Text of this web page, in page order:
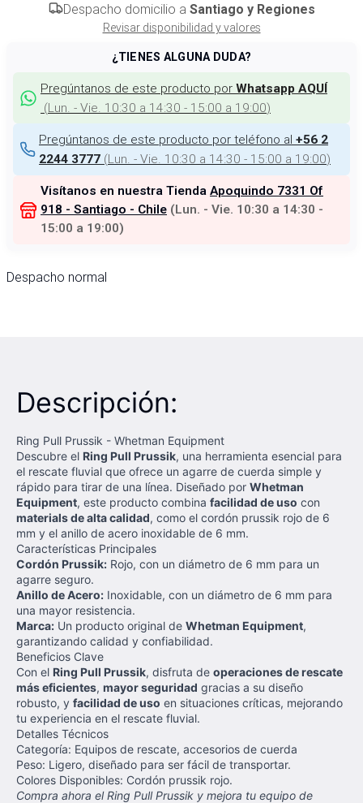
Despacho domicilio a Santiago y Regiones
Revisar disponibilidad y valores
¿TIENES ALGUNA DUDA?
Pregúntanos de este producto por Whatsapp AQUÍ
(Lun. - Vie. 10:30 a 14:30 - 15:00 a 19:00)
Pregúntanos de este producto por teléfono al +56 2
2244 3777 (Lun. - Vie. 10:30 a 14:30 - 15:00 a 19:00)
Visítanos en nuestra Tienda Apoquindo 7331 Of
918 - Santiago - Chile (Lun. - Vie. 10:30 a 14:30 -
15:00 a 19:00)
Despacho normal
Descripción:
Ring Pull Prussik - Whetman Equipment
Descubre el Ring Pull Prussik, una herramienta esencial para
el rescate fluvial que ofrece un agarre de cuerda simple y
rápido para tirar de una línea. Diseñado por Whetman
Equipment, este producto combina facilidad de uso con
materials de alta calidad, como el cordón prussik rojo de 6
mm y el anillo de acero inoxidable de 6 mm.
Características Principales
Cordón Prussik: Rojo, con un diámetro de 6 mm para un
agarre seguro.
Anillo de Acero: Inoxidable, con un diámetro de 6 mm para
una mayor resistencia.
Marca: Un producto original de Whetman Equipment,
garantizando calidad y confiabilidad.
Beneficios Clave
Con el Ring Pull Prussik, disfruta de operaciones de rescate
más eficientes, mayor seguridad gracias a su diseño
robusto, y facilidad de uso en situaciones críticas, mejorando
tu experiencia en el rescate fluvial.
Detalles Técnicos
Categoría: Equipos de rescate, accesorios de cuerda
Peso: Ligero, diseñado para ser fácil de transportar.
Colores Disponibles: Cordón prussik rojo.
Compra ahora el Ring Pull Prussik y mejora tu equipo de